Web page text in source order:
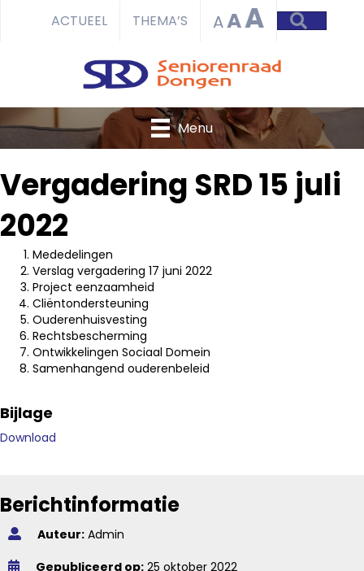
ACTUEEL THEMA’S AAA
Menu
Vergadering SRD 15 juli
2022
Mededelingen
Verslag vergadering 17 juni 2022
Project eenzaamheid
Cliëntondersteuning
Ouderenhuisvesting
Rechtsbescherming
Ontwikkelingen Sociaal Domein
Samenhangend ouderenbeleid
Bijlage
Download
Berichtinformatie
Auteur: Admin
Gepubliceerd op: 25 oktober 2022